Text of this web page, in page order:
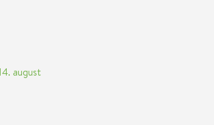
august